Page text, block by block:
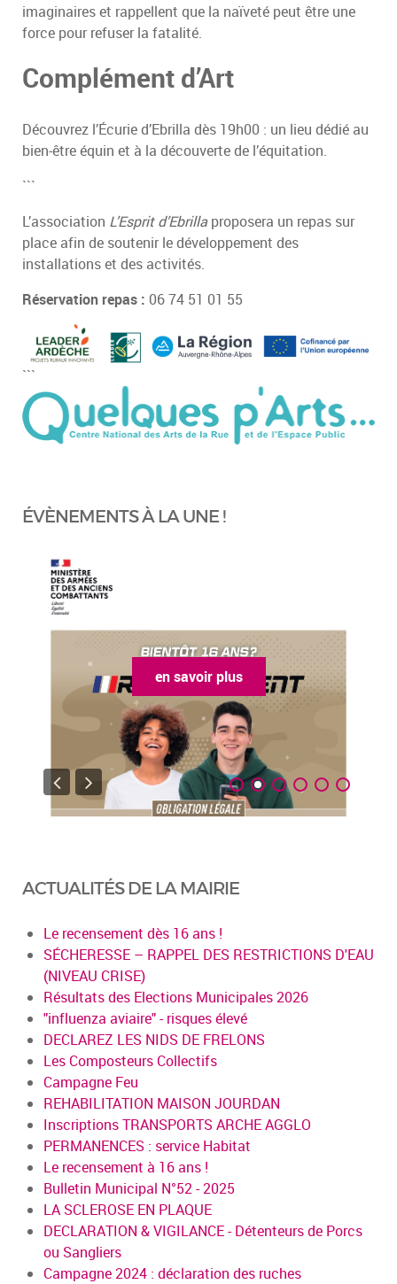
imaginaires et rappellent que la naïveté peut être une
force pour refuser la fatalité.
Complément d’Art
Découvrez l’Écurie d’Ebrilla dès 19h00 : un lieu dédié au
bien-être équin et à la découverte de l’équitation.
```
L’association L’Esprit d’Ebrillaproposera un repas sur
place afin de soutenir le développement des
installations et des activités.
Réservation repas : 06 74 51 01 55
```
ÉVÈNEMENTS À LA UNE !
en savoir plus
ACTUALITÉS DE LA MAIRIE
Le recensement dès 16 ans !
SÉCHERESSE – RAPPEL DES RESTRICTIONS D'EAU
(NIVEAU CRISE)
Résultats des Elections Municipales 2026
"influenza aviaire" - risques élevé
DECLAREZ LES NIDS DE FRELONS
Les Composteurs Collectifs
Campagne Feu
REHABILITATION MAISON JOURDAN
Inscriptions TRANSPORTS ARCHE AGGLO
PERMANENCES : service Habitat
Le recensement à 16 ans !
Bulletin Municipal N°52 - 2025
LA SCLEROSE EN PLAQUE
DECLARATION & VIGILANCE - Détenteurs de Porcs
ou Sangliers
Campagne 2024 : déclaration des ruches